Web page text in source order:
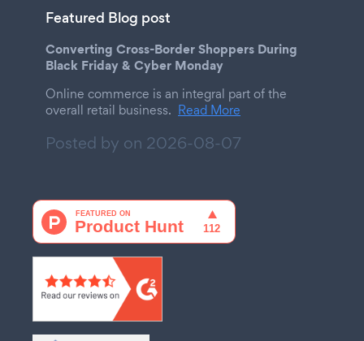
Featured Blog post
Converting Cross-Border Shoppers During
Black Friday & Cyber Monday
Online commerce is an integral part of the
overall retail business. Read More
Posted by on 2026-08-07